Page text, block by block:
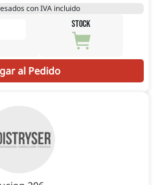
con IVA incluido
STOCK
al Pedido